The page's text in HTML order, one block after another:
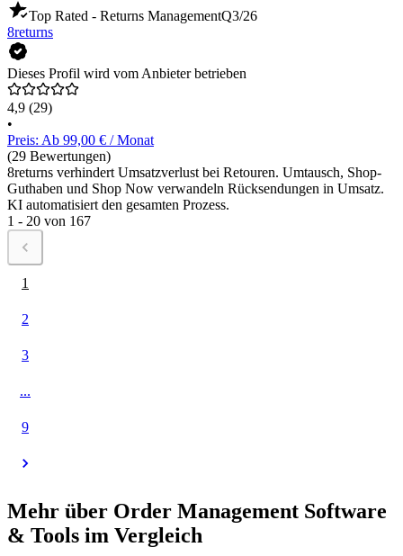
Top Rated - Returns ManagementQ3/26
8returns
Dieses Profil wird vom Anbieter betrieben
4,9 (29)
•
Preis: Ab 99,00 € / Monat
(29 Bewertungen)
8returns verhindert Umsatzverlust bei Retouren. Umtausch, Shop-
Guthaben und Shop Now verwandeln Rücksendungen in Umsatz.
KI automatisiert den gesamten Prozess.
1 - 20 von 167
1
2
3
...
9
Mehr über Order Management Software
& Tools im Vergleich